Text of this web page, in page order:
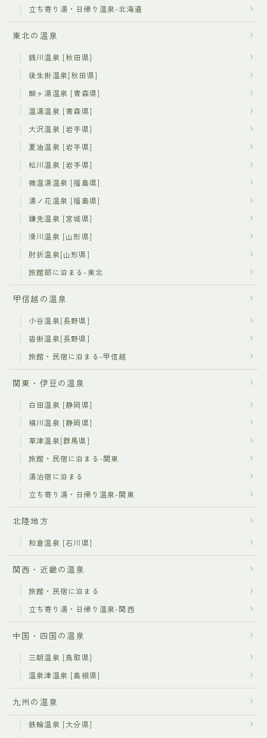
立ち寄り湯・日帰り温泉-北海道
東北の温泉
銭川温泉 [秋田県]
後生掛温泉[秋田県]
酸ヶ湯温泉 [青森県]
温湯温泉 [青森県]
大沢温泉 [岩手県]
夏油温泉 [岩手県]
松川温泉 [岩手県]
微温湯温泉 [福島県]
湯ノ花温泉 [福島県]
鎌先温泉 [宮城県]
滑川温泉 [山形県]
肘折温泉[山形県]
旅館部に泊まる-東北
甲信越の温泉
小谷温泉[長野県]
沓掛温泉[長野県]
旅館・民宿に泊まる-甲信越
関東・伊豆の温泉
白田温泉 [静岡県]
横川温泉 [静岡県]
草津温泉[群馬県]
旅館・民宿に泊まる-関東
湯治宿に泊まる
立ち寄り湯・日帰り温泉-関東
北陸地方
和倉温泉 [石川県]
関西・近畿の温泉
旅館・民宿に泊まる
立ち寄り湯・日帰り温泉-関西
中国・四国の温泉
三朝温泉 [鳥取県]
温泉津温泉 [島根県]
九州の温泉
鉄輪温泉 [大分県]